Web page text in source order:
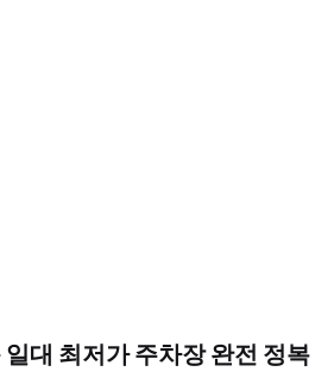
대 최저가 주차장 완전 정복